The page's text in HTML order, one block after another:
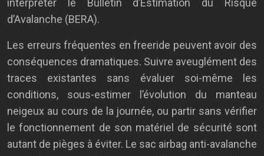
interpréter le Bulletin d’Estimation du Risque
d’Avalanche (BERA).
Les erreurs fréquentes en freeride peuvent avoir des
conséquences dramatiques. Suivre aveuglément des
traces existantes sans évaluer soi-même les
conditions, sous-estimer l’évolution du manteau
neigeux au cours de la journée, ou partir sans vérifier
le fonctionnement de son matériel de sécurité sont
autant de pièges à éviter. Le sac airbag anti-avalanche